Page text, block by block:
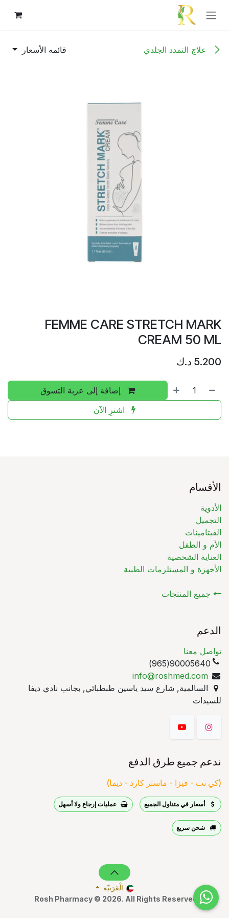
تخطي للذهاب إلى المحتوى
علاج التمدد الجلدي قائمه الأسعار
FEMME CARE STRETCH MARK
CREAM 50 ML
5.200 د.ك
إضافة إلى عربة التسوق
اشترِ الآن
الأقسام
الأدوية
التجميل
الفيتامينات
الأم و الطفل
العناية الشخصية
الأجهزة و المستلزمات الطبية
جميع المنتجات
الدعم
تواصل معنا
90005640(965)
info@roshmed.com
السالمية, شارع سيد ياسين طبطبائي, بجانب نادي ديفا
للسيدات
ندعم جميع طرق الدفع
(كي نت - فيزا - ماستر كارد - ديما)
أسعار في متناول الجميع عمليات إرجاع ولا أسهل
شحن سريع
Rosh Pharmacy © 2026. All Rights Reserved
الْعَرَبيّة